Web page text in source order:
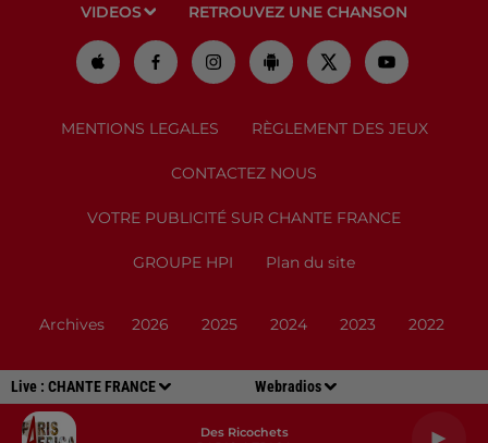
Live : CHANTE FRANCE Webradios
Des Ricochets
VIDEOS RETROUVEZ UNE CHANSON
MENTIONS LEGALES RÈGLEMENT DES JEUX
CONTACTEZ NOUS
VOTRE PUBLICITÉ SUR CHANTE FRANCE
GROUPE HPI Plan du site
Archives 2026 2025 2024 2023 2022